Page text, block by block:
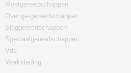
Meetgereedschappen
Overige-gereedschappen
Slaggereedschappen
Speciaalgereedschappen
Vde
Werkkleding